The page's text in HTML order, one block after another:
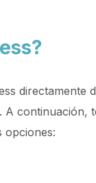
directamente
A continuación,
opciones: